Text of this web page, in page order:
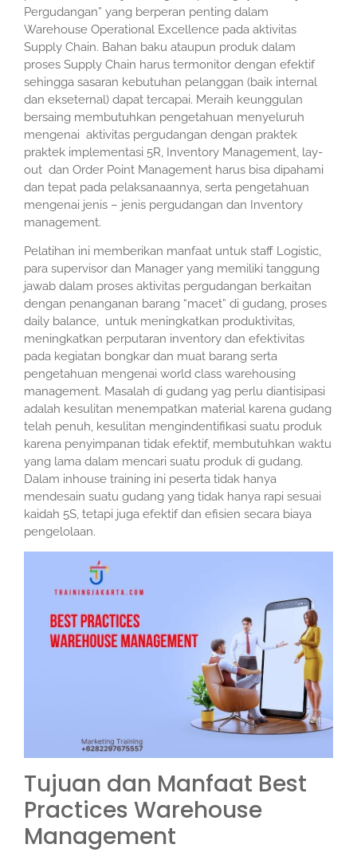
Pergudangan” yang berperan penting dalam
Warehouse Operational Excellence pada aktivitas
Supply Chain. Bahan baku ataupun produk dalam
proses Supply Chain harus termonitor dengan efektif
sehingga sasaran kebutuhan pelanggan (baik internal
dan ekseternal) dapat tercapai. Meraih keunggulan
bersaing membutuhkan pengetahuan menyeluruh
mengenai aktivitas pergudangan dengan praktek
praktek implementasi 5R, Inventory Management, lay-
out dan Order Point Management harus bisa dipahami
dan tepat pada pelaksanaannya, serta pengetahuan
mengenai jenis – jenis pergudangan dan Inventory
management.
Pelatihan ini memberikan manfaat untuk staff Logistic,
para supervisor dan Manager yang memiliki tanggung
jawab dalam proses aktivitas pergudangan berkaitan
dengan penanganan barang “macet” di gudang, proses
daily balance, untuk meningkatkan produktivitas,
meningkatkan perputaran inventory dan efektivitas
pada kegiatan bongkar dan muat barang serta
pengetahuan mengenai world class warehousing
management. Masalah di gudang yag perlu diantisipasi
adalah kesulitan menempatkan material karena gudang
telah penuh, kesulitan mengindentifikasi suatu produk
karena penyimpanan tidak efektif, membutuhkan waktu
yang lama dalam mencari suatu produk di gudang.
Dalam inhouse training ini peserta tidak hanya
mendesain suatu gudang yang tidak hanya rapi sesuai
kaidah 5S, tetapi juga efektif dan efisien secara biaya
pengelolaan.
Tujuan dan Manfaat Best
Practices Warehouse
Management